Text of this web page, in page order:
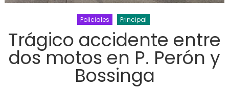
Policiales Principal
Trágico accidente entre
dos motos en P. Perón y
Bossinga